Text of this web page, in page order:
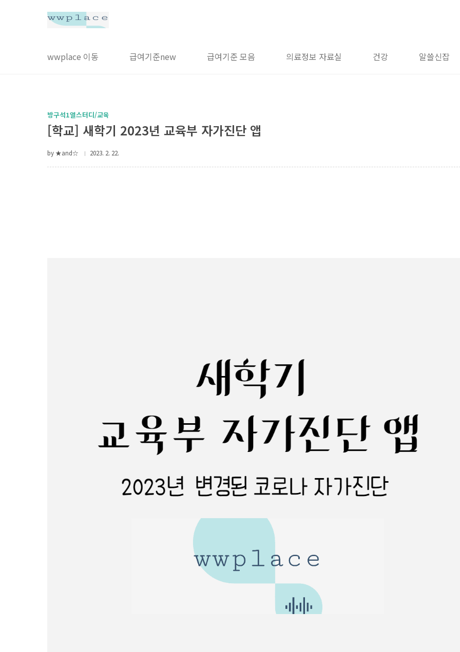
wwplace 이동 급여기준new 급여기준 모음 의료정보 자료실 건강 알쓸신잡
방구석1열스터디/교육
[학교] 새학기 2023년 교육부 자가진단 앱
by ★and☆ 2023. 2. 22.